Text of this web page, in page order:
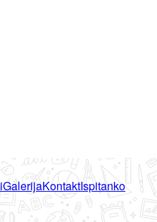
GalerijaKontaktIspitanko